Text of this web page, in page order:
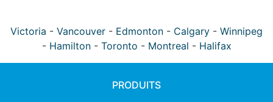
Victoria - Vancouver - Edmonton - Calgary - Winnipeg
- Hamilton- Toronto - Montreal - Halifax
PRODUITS